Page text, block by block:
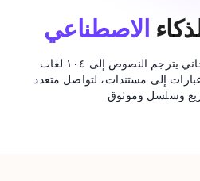
الاصطناعي
مترجم ذكاء اصطناعي مجاني يترجم النصوص إلى ١٠٤ لغات
إلى مستندات، لتواصل متعدد